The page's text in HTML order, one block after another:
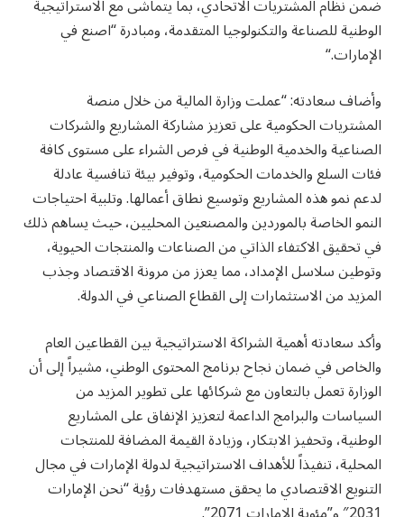
ضمن نظام المشتريات الاتحادي، بما يتماشى مع الاستراتيجية
الوطنية للصناعة والتكنولوجيا المتقدمة، ومبادرة “اصنع في
الإمارات“.
وأضاف سعادته: “عملت وزارة المالية من خلال منصة
المشتريات الحكومية على تعزيز مشاركة المشاريع والشركات
الصناعية والخدمية الوطنية في فرص الشراء على مستوى كافة
فئات السلع والخدمات الحكومية، وتوفير بيئة تنافسية عادلة
لدعم نمو هذه المشاريع وتوسيع نطاق أعمالها. وتلبية احتياجات
النمو الخاصة بالموردين والمصنعين المحليين، حيث يساهم ذلك
في تحقيق الاكتفاء الذاتي من الصناعات والمنتجات الحيوية،
وتوطين سلاسل الإمداد، مما يعزز من مرونة الاقتصاد وجذب
المزيد من الاستثمارات إلى القطاع الصناعي في الدولة.
وأكد سعادته أهمية الشراكة الاستراتيجية بين القطاعين العام
والخاص في ضمان نجاح برنامج المحتوى الوطني، مشيراً إلى أن
الوزارة تعمل بالتعاون مع شركائها على تطوير المزيد من
السياسات والبرامج الداعمة لتعزيز الإنفاق على المشاريع
الوطنية، وتحفيز الابتكار، وزيادة القيمة المضافة للمنتجات
المحلية، تنفيذاً للأهداف الاستراتيجية لدولة الإمارات في مجال
التنويع الاقتصادي ما يحقق مستهدفات رؤية “نحن الإمارات